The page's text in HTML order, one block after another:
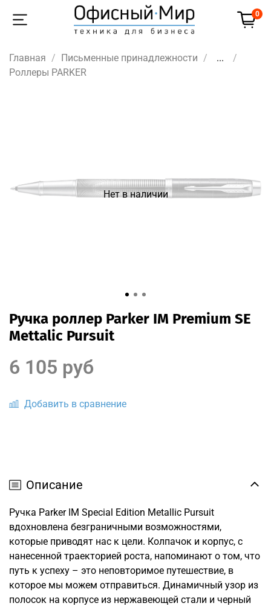
0
Главная Письменные принадлежности
...
Роллеры PARKER
Нет в наличии
Ручка роллер Parker IM Premium SE
Mettalic Pursuit
Добавить в сравнение
6 105 руб
Описание
Ручка Parker IM Special Edition Metallic Pursuit
вдохновлена безграничными возможностями,
которые приводят нас к цели. Колпачок и корпус, с
нанесенной траекторией роста, напоминают о том, что
путь к успеху – это неповторимое путешествие, в
которое мы можем отправиться. Динамичный узор из
полосок на корпусе из нержавеющей стали и черный